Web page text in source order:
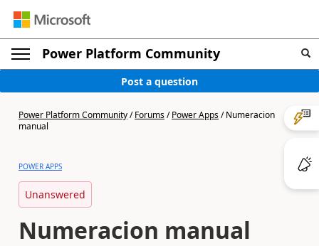
Power Platform Community
Post a question
Power Platform Community/Forums/Power Apps/Numeracion
manual
POWER APPS
Unanswered
Numeracion manual